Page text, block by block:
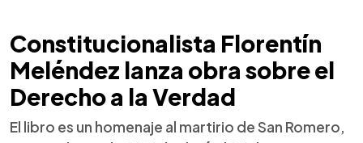
Constitucionalista Florentín
Meléndez lanza obra sobre el
Derecho a la Verdad
El libro es un homenaje al martirio de San Romero,